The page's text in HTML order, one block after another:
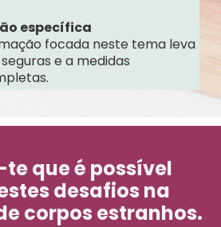
específica
focada neste tema leva
e a medidas
que é possível
desafios na
corpos estranhos.